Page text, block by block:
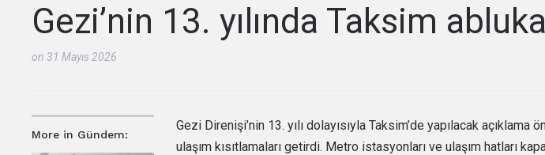
Gezi’nin 13. yılında Taksim
on31 Mayıs 2026
More in Gündem:
Gezi Direnişi’nin 13. yılı dolayısıyla Taksim’de yapılacak
ulaşım kısıtlamaları getirdi. Metro istasyonları ve ulaşım hatları